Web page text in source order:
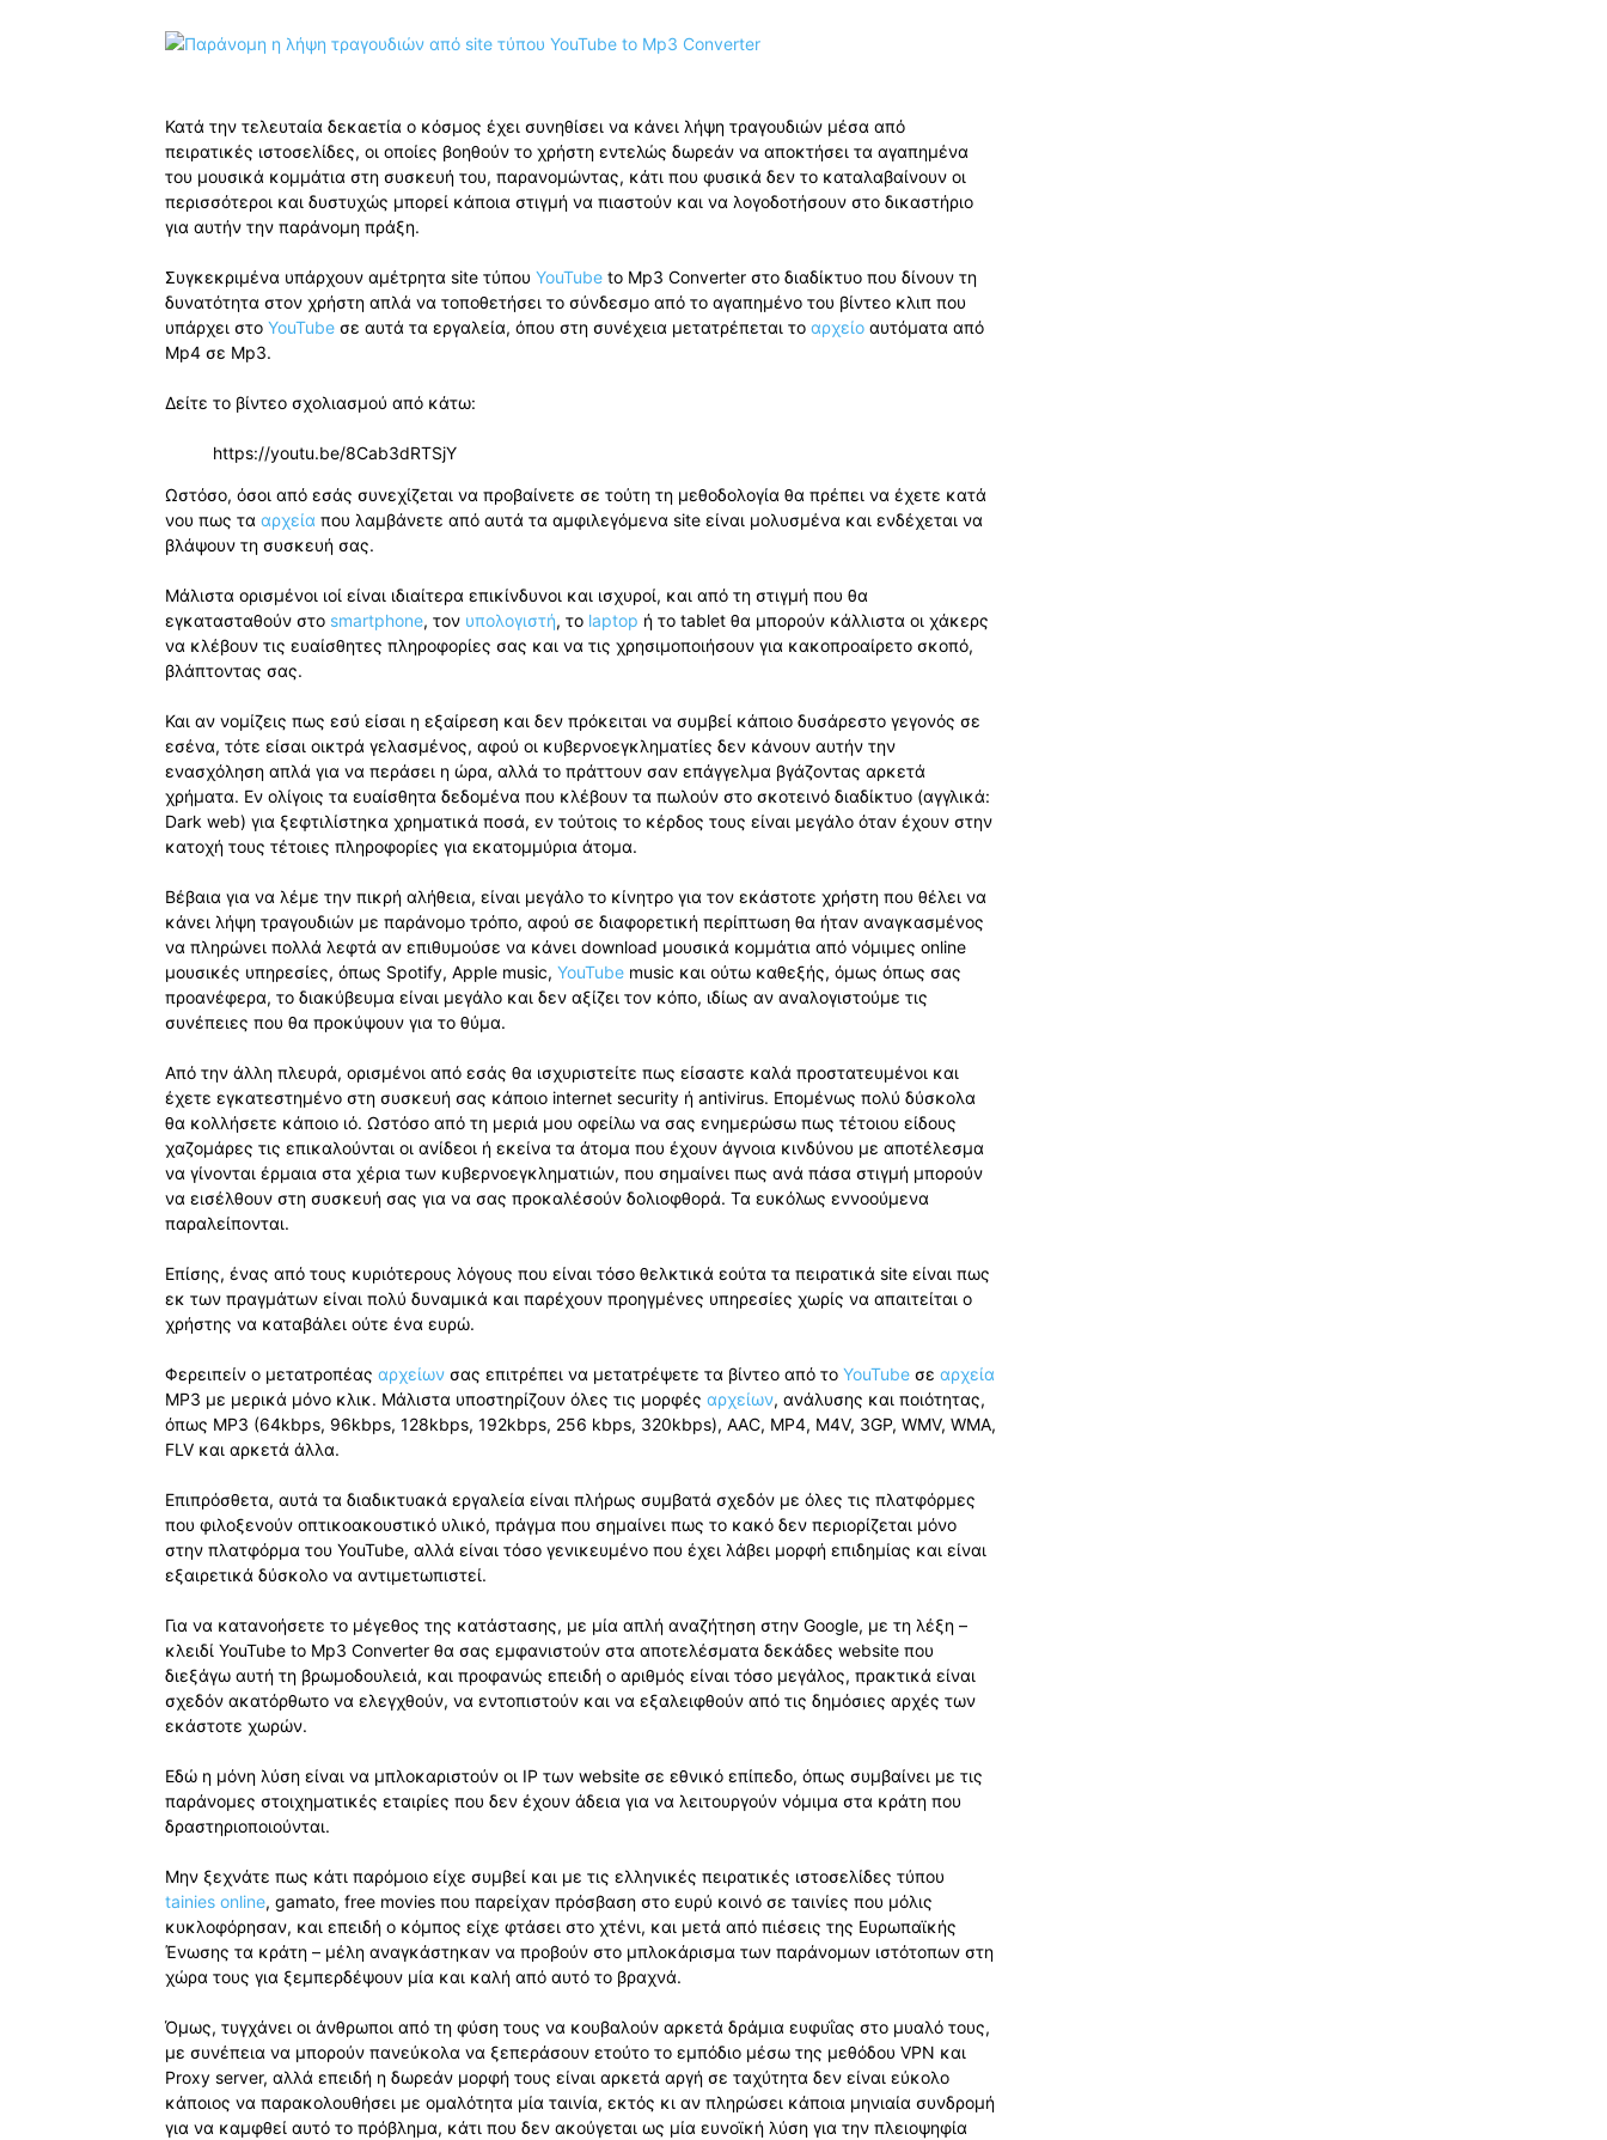
Κατά την τελευταία δεκαετία ο κόσμος έχει συνηθίσει να κάνει λήψη τραγουδιών μέσα από
πειρατικές ιστοσελίδες, οι οποίες βοηθούν το χρήστη εντελώς δωρεάν να αποκτήσει τα αγαπημένα
του μουσικά κομμάτια στη συσκευή του, παρανομώντας, κάτι που φυσικά δεν το καταλαβαίνουν οι
περισσότεροι και δυστυχώς μπορεί κάποια στιγμή να πιαστούν και να λογοδοτήσουν στο δικαστήριο
για αυτήν την παράνομη πράξη.
Συγκεκριμένα υπάρχουν αμέτρητα site τύπου YouTube to Mp3 Converter στο διαδίκτυο που δίνουν τη
δυνατότητα στον χρήστη απλά να τοποθετήσει το σύνδεσμο από το αγαπημένο του βίντεο κλιπ που
υπάρχει στο YouTube σε αυτά τα εργαλεία, όπου στη συνέχεια μετατρέπεται το αρχείο αυτόματα από
Mp4 σε Mp3.
Δείτε το βίντεο σχολιασμού από κάτω:
https://youtu.be/8Cab3dRTSjY
Ωστόσο, όσοι από εσάς συνεχίζεται να προβαίνετε σε τούτη τη μεθοδολογία θα πρέπει να έχετε κατά
νου πως τα αρχεία που λαμβάνετε από αυτά τα αμφιλεγόμενα site είναι μολυσμένα και ενδέχεται να
βλάψουν τη συσκευή σας.
Μάλιστα ορισμένοι ιοί είναι ιδιαίτερα επικίνδυνοι και ισχυροί, και από τη στιγμή που θα
εγκατασταθούν στο smartphone, τον υπολογιστή, το laptop ή το tablet θα μπορούν κάλλιστα οι χάκερς
να κλέβουν τις ευαίσθητες πληροφορίες σας και να τις χρησιμοποιήσουν για κακοπροαίρετο σκοπό,
βλάπτοντας σας.
Και αν νομίζεις πως εσύ είσαι η εξαίρεση και δεν πρόκειται να συμβεί κάποιο δυσάρεστο γεγονός σε
εσένα, τότε είσαι οικτρά γελασμένος, αφού οι κυβερνοεγκληματίες δεν κάνουν αυτήν την
ενασχόληση απλά για να περάσει η ώρα, αλλά το πράττουν σαν επάγγελμα βγάζοντας αρκετά
χρήματα. Εν ολίγοις τα ευαίσθητα δεδομένα που κλέβουν τα πωλούν στο σκοτεινό διαδίκτυο (αγγλικά:
Dark web) για ξεφτιλίστηκα χρηματικά ποσά, εν τούτοις το κέρδος τους είναι μεγάλο όταν έχουν στην
κατοχή τους τέτοιες πληροφορίες για εκατομμύρια άτομα.
Βέβαια για να λέμε την πικρή αλήθεια, είναι μεγάλο το κίνητρο για τον εκάστοτε χρήστη που θέλει να
κάνει λήψη τραγουδιών με παράνομο τρόπο, αφού σε διαφορετική περίπτωση θα ήταν αναγκασμένος
να πληρώνει πολλά λεφτά αν επιθυμούσε να κάνει download μουσικά κομμάτια από νόμιμες online
μουσικές υπηρεσίες, όπως Spotify, Apple music, YouTube music και ούτω καθεξής, όμως όπως σας
προανέφερα, το διακύβευμα είναι μεγάλο και δεν αξίζει τον κόπο, ιδίως αν αναλογιστούμε τις
συνέπειες που θα προκύψουν για το θύμα.
Από την άλλη πλευρά, ορισμένοι από εσάς θα ισχυριστείτε πως είσαστε καλά προστατευμένοι και
έχετε εγκατεστημένο στη συσκευή σας κάποιο internet security ή antivirus. Επομένως πολύ δύσκολα
θα κολλήσετε κάποιο ιό. Ωστόσο από τη μεριά μου οφείλω να σας ενημερώσω πως τέτοιου είδους
χαζομάρες τις επικαλούνται οι ανίδεοι ή εκείνα τα άτομα που έχουν άγνοια κινδύνου με αποτέλεσμα
να γίνονται έρμαια στα χέρια των κυβερνοεγκληματιών, που σημαίνει πως ανά πάσα στιγμή μπορούν
να εισέλθουν στη συσκευή σας για να σας προκαλέσούν δολιοφθορά. Τα ευκόλως εννοούμενα
παραλείπονται.
Επίσης, ένας από τους κυριότερους λόγους που είναι τόσο θελκτικά εούτα τα πειρατικά site είναι πως
εκ των πραγμάτων είναι πολύ δυναμικά και παρέχουν προηγμένες υπηρεσίες χωρίς να απαιτείται ο
χρήστης να καταβάλει ούτε ένα ευρώ.
Φερειπείν ο μετατροπέας αρχείων σας επιτρέπει να μετατρέψετε τα βίντεο από το YouTube σε αρχεία
MP3 με μερικά μόνο κλικ. Μάλιστα υποστηρίζουν όλες τις μορφές αρχείων, ανάλυσης και ποιότητας,
όπως MP3 (64kbps, 96kbps, 128kbps, 192kbps, 256 kbps, 320kbps), AAC, MP4, M4V, 3GP, WMV, WMA,
FLV και αρκετά άλλα.
Επιπρόσθετα, αυτά τα διαδικτυακά εργαλεία είναι πλήρως συμβατά σχεδόν με όλες τις πλατφόρμες
που φιλοξενούν οπτικοακουστικό υλικό, πράγμα που σημαίνει πως το κακό δεν περιορίζεται μόνο
στην πλατφόρμα του YouTube, αλλά είναι τόσο γενικευμένο που έχει λάβει μορφή επιδημίας και είναι
εξαιρετικά δύσκολο να αντιμετωπιστεί.
Για να κατανοήσετε το μέγεθος της κατάστασης, με μία απλή αναζήτηση στην Google, με τη λέξη –
κλειδί YouTube to Mp3 Converter θα σας εμφανιστούν στα αποτελέσματα δεκάδες website που
διεξάγω αυτή τη βρωμοδουλειά, και προφανώς επειδή ο αριθμός είναι τόσο μεγάλος, πρακτικά είναι
σχεδόν ακατόρθωτο να ελεγχθούν, να εντοπιστούν και να εξαλειφθούν από τις δημόσιες αρχές των
εκάστοτε χωρών.
Εδώ η μόνη λύση είναι να μπλοκαριστούν οι IP των website σε εθνικό επίπεδο, όπως συμβαίνει με τις
παράνομες στοιχηματικές εταιρίες που δεν έχουν άδεια για να λειτουργούν νόμιμα στα κράτη που
δραστηριοποιούνται.
Μην ξεχνάτε πως κάτι παρόμοιο είχε συμβεί και με τις ελληνικές πειρατικές ιστοσελίδες τύπου
tainies online, gamato, free movies που παρείχαν πρόσβαση στο ευρύ κοινό σε ταινίες που μόλις
κυκλοφόρησαν, και επειδή ο κόμπος είχε φτάσει στο χτένι, και μετά από πιέσεις της Ευρωπαϊκής
Ένωσης τα κράτη – μέλη αναγκάστηκαν να προβούν στο μπλοκάρισμα των παράνομων ιστότοπων στη
χώρα τους για ξεμπερδέψουν μία και καλή από αυτό το βραχνά.
Όμως, τυγχάνει οι άνθρωποι από τη φύση τους να κουβαλούν αρκετά δράμια ευφυΐας στο μυαλό τους,
με συνέπεια να μπορούν πανεύκολα να ξεπεράσουν ετούτο το εμπόδιο μέσω της μεθόδου VPN και
Proxy server, αλλά επειδή η δωρεάν μορφή τους είναι αρκετά αργή σε ταχύτητα δεν είναι εύκολο
κάποιος να παρακολουθήσει με ομαλότητα μία ταινία, εκτός κι αν πληρώσει κάποια μηνιαία συνδρομή
για να καμφθεί αυτό το πρόβλημα, κάτι που δεν ακούγεται ως μία ευνοϊκή λύση για την πλειοψηφία